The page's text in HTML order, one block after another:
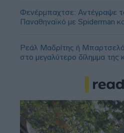
Φενέρμπαχτσε: Αντέγραψε
Παναθηναϊκό με Spiderman
Ρεάλ Μαδρίτης ή
στο μεγαλύτερο δίλημμα της